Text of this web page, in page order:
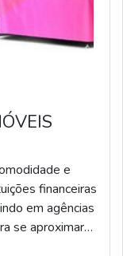
e
financeiras
em agências
se aproximar